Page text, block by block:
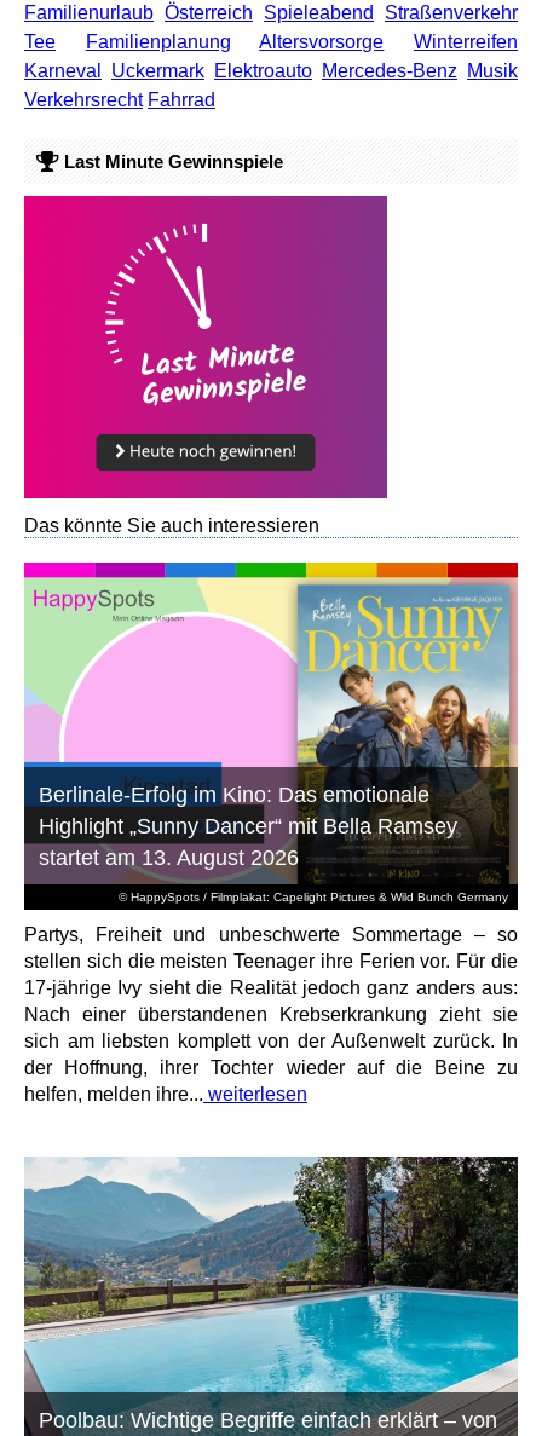
Familienurlaub Österreich Spieleabend
Straßenverkehr
Tee
Familienplanung Altersvorsorge
Winterreifen
Karneval
Uckermark Elektroauto Mercedes-Benz
Musik
Verkehrsrecht Fahrrad
Last Minute Gewinnspiele
Das könnte Sie auch interessieren
© HappySpots / Filmplakat: Capelight Pictures & Wild Bunch Germany
Berlinale-Erfolg im Kino: Das emotionale
Highlight „Sunny Dancer“ mit Bella Ramsey
startet am 13. August 2026
Partys, Freiheit und unbeschwerte Sommertage – so
stellen sich die meisten Teenager ihre Ferien vor. Für die
17-jährige Ivy sieht die Realität jedoch ganz anders aus:
Nach einer überstandenen Krebserkrankung zieht sie
sich am liebsten komplett von der Außenwelt zurück. In
der Hoffnung, ihrer Tochter wieder auf die Beine zu
helfen, melden ihre... weiterlesen
Poolbau: Wichtige Begriffe einfach erklärt – von